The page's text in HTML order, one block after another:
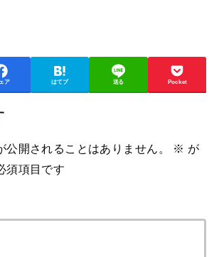
ア はてブ 送る Pocket
公開されることはありません。 ※ が
須項目です